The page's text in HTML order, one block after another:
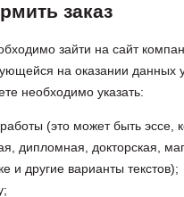
заказ
зайти на сайт
на оказании данных
необходимо указать:
(это может быть эссе,
дипломная, докторская,
и другие варианты текстов);